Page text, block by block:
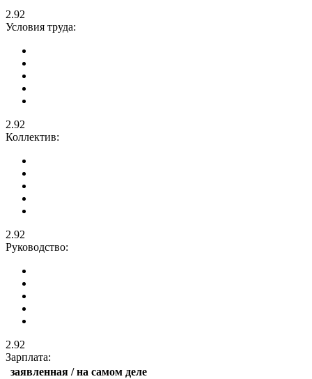
2.92
Условия труда:
2.92
Коллектив:
2.92
Руководство:
2.92
Зарплата:
заявленная / на самом деле